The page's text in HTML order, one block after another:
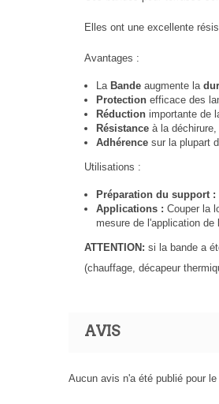
Elles ont une excellente
Avantages :
La Bande augmente la
Protection efficace des
Réduction importante de
Résistance à la
Adhérence sur la plupart
Utilisations :
Préparation du support :
Applications : Couper la
mesure de l'application de
ATTENTION: si la bande a
(chauffage, décapeur
AVIS
Aucun avis n'a été publié pour le